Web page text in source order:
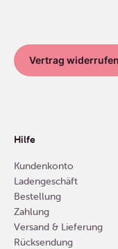
Vertrag widerrufen
Hilfe
Kundenkonto
Ladengeschäft
Bestellung
Zahlung
Versand & Lieferung
Rücksendung